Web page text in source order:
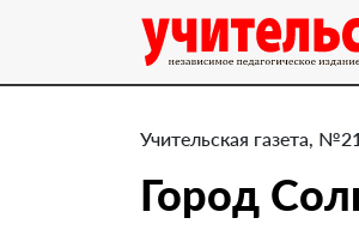
Учительская газета,
Город